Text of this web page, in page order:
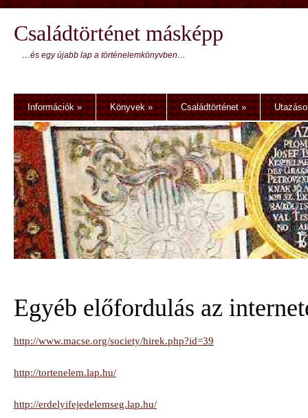
Családtörténet másképp
…és egy újabb lap a történelemkönyvben…
Információk» Könyvek» Családtörténet»
Egyéb előfordulás az
http://www.macse.org/society/hirek.php?id=39
http://tortenelem.lap.hu/
http://erdelyifejedelemseg.lap.hu/